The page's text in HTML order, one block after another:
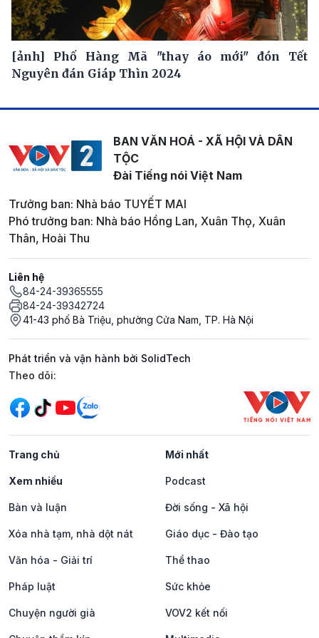
[ảnh] Phố Hàng Mã "thay áo mới" đón Tết
Nguyên đán Giáp Thìn 2024
BAN VĂN HOÁ - XÃ HỘI VÀ DÂN
TỘC
Đài Tiếng nói Việt Nam
Trưởng ban: Nhà báo TUYẾT MAI
Phó trưởng ban: Nhà báo Hồng Lan, Xuân Thọ, Xuân
Thân, Hoài Thu
Liên hệ
84-24-39365555
84-24-39342724
41-43 phố Bà Triệu, phường Cửa Nam, TP. Hà Nội
Phát triển và vận hành bởi SolidTech
Mạng xã hội
Theo dõi:
Trang chủ Mới nhất
Xem nhiều Podcast
Bàn và luận Đời sống - Xã hội
Xóa nhà tạm, nhà dột nát Giáo dục - Đào tạo
Văn hóa - Giải trí Thể thao
Pháp luật Sức khỏe
Chuyện người già VOV2 kết nối